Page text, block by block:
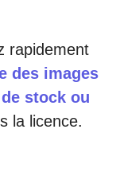
rapidement
des images
stock ou
la licence.